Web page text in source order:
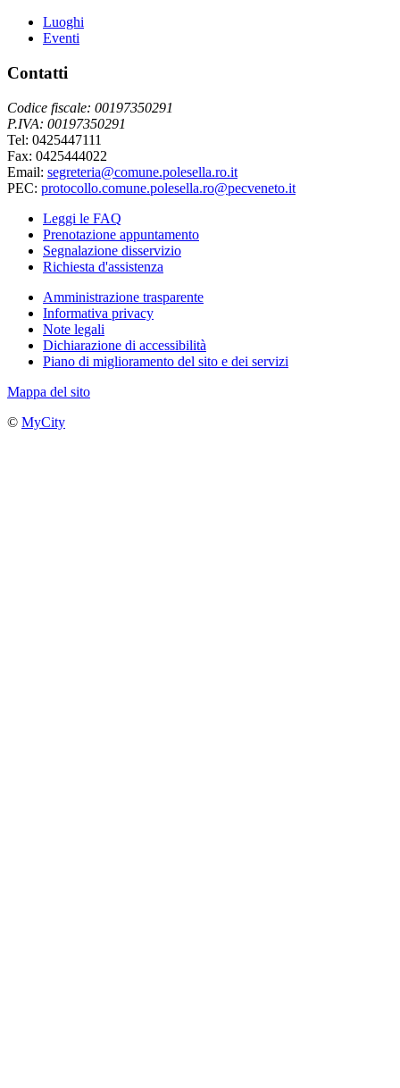
Luoghi
Eventi
Contatti
Codice fiscale: 00197350291
P.IVA: 00197350291
Tel: 0425447111
Fax: 0425444022
Email: segreteria@comune.polesella.ro.it
PEC: protocollo.comune.polesella.ro@pecveneto.it
Leggi le FAQ
Prenotazione appuntamento
Segnalazione disservizio
Richiesta d'assistenza
Amministrazione trasparente
Informativa privacy
Note legali
Dichiarazione di accessibilità
Piano di miglioramento del sito e dei servizi
Mappa del sito
© MyCity